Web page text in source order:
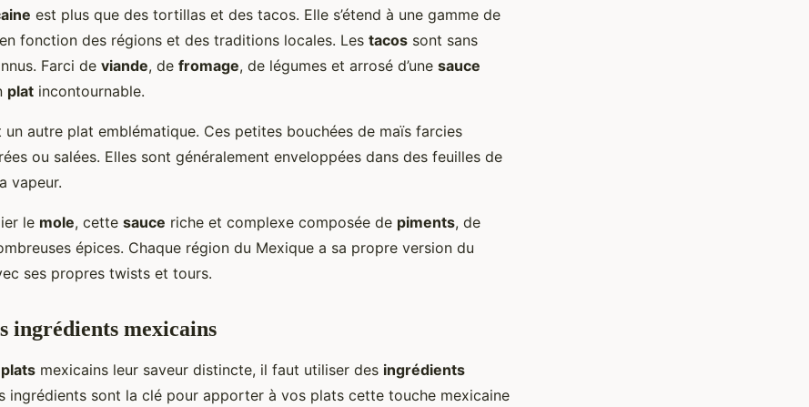
est plus que des tortillas et des tacos. Elle s’étend à une gamme de
fonction des régions et des traditions locales. Les tacos sont sans
Farci de viande, de fromage, de légumes et arrosé d’une sauce
plat incontournable.
un autre plat emblématique. Ces petites bouchées de maïs farcies
ou salées. Elles sont généralement enveloppées dans des feuilles de
vapeur.
le mole, cette sauce riche et complexe composée de piments, de
épices. Chaque région du Mexique a sa propre version du
ses propres twists et tours.
ingrédients mexicains
plats mexicains leur saveur distincte, il faut utiliser des ingrédients
ingrédients sont la clé pour apporter à vos plats cette touche mexicaine